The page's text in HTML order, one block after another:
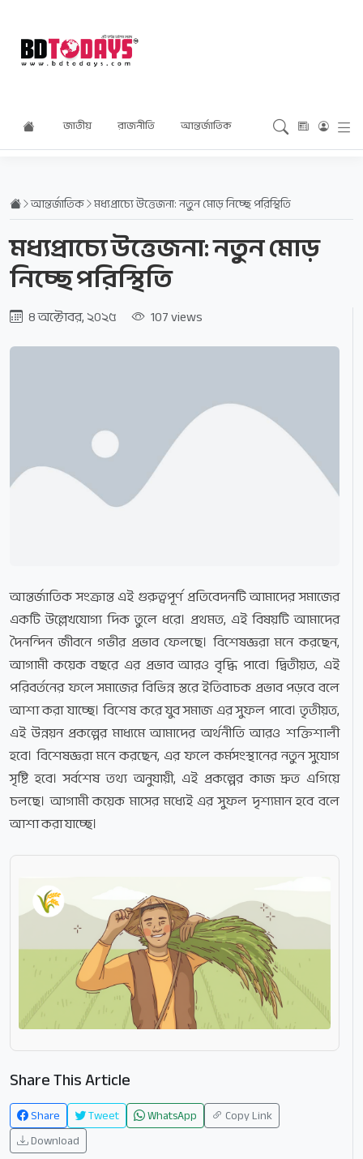
জাতীয় রাজনীতি আন্তর্জাতিক অর্থনীতি বিনোদন
আন্তর্জাতিক মধ্যপ্রাচ্যে উত্তেজনা: নতুন মোড় নিচ্ছে পরিস্থিতি
মধ্যপ্রাচ্যে উত্তেজনা: নতুন মোড়
নিচ্ছে পরিস্থিতি
৪ অক্টোবর, ২০২৫ 107 views
আন্তর্জাতিক সংক্রান্ত এই গুরুত্বপূর্ণ প্রতিবেদনটি আমাদের সমাজের
একটি উল্লেখযোগ্য দিক তুলে ধরে। প্রথমত, এই বিষয়টি আমাদের
দৈনন্দিন জীবনে গভীর প্রভাব ফেলছে। বিশেষজ্ঞরা মনে করছেন,
আগামী কয়েক বছরে এর প্রভাব আরও বৃদ্ধি পাবে। দ্বিতীয়ত, এই
পরিবর্তনের ফলে সমাজের বিভিন্ন স্তরে ইতিবাচক প্রভাব পড়বে বলে
আশা করা যাচ্ছে। বিশেষ করে যুব সমাজ এর সুফল পাবে। তৃতীয়ত,
এই উন্নয়ন প্রকল্পের মাধ্যমে আমাদের অর্থনীতি আরও শক্তিশালী
হবে। বিশেষজ্ঞরা মনে করছেন, এর ফলে কর্মসংস্থানের নতুন সুযোগ
সৃষ্টি হবে। সর্বশেষ তথ্য অনুযায়ী, এই প্রকল্পের কাজ দ্রুত এগিয়ে
চলছে। আগামী কয়েক মাসের মধ্যেই এর সুফল দৃশ্যমান হবে বলে
আশা করা যাচ্ছে।
Share This Article
Share Tweet WhatsApp
Copy Link
Download